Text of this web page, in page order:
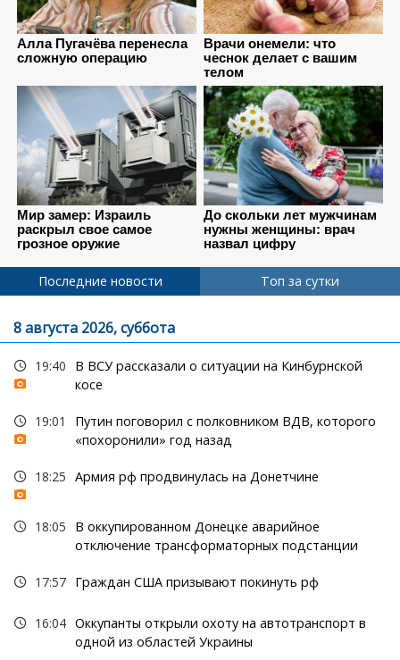
Последние новости Топ за сутки
8 августа 2026, суббота
19:40
В ВСУ рассказали о ситуации на Кинбурнской
косе
19:01
Путин поговорил с полковником ВДВ, которого
«похоронили» год назад
18:25 Армия рф продвинулась на Донетчине
18:05
В оккупированном Донецке аварийное
отключение трансформаторных подстанции
17:57 Граждан США призывают покинуть рф
16:04 Оккупанты открыли охоту на автотранспорт в
одной из областей Украины